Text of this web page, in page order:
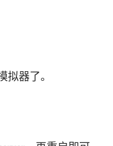
拟器了。